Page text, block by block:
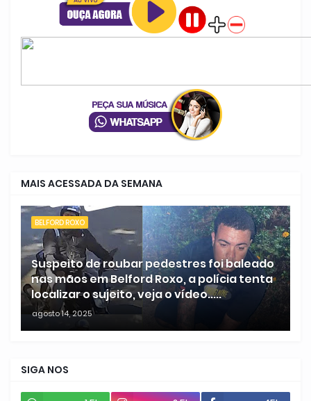
MAIS ACESSADA DA SEMANA
BELFORD ROXO
Suspeito de roubar pedestres foi baleado
nas mãos em Belford Roxo, a polícia tenta
localizar o sujeito, veja o vídeo.....
agosto 14, 2025
SIGA NOS